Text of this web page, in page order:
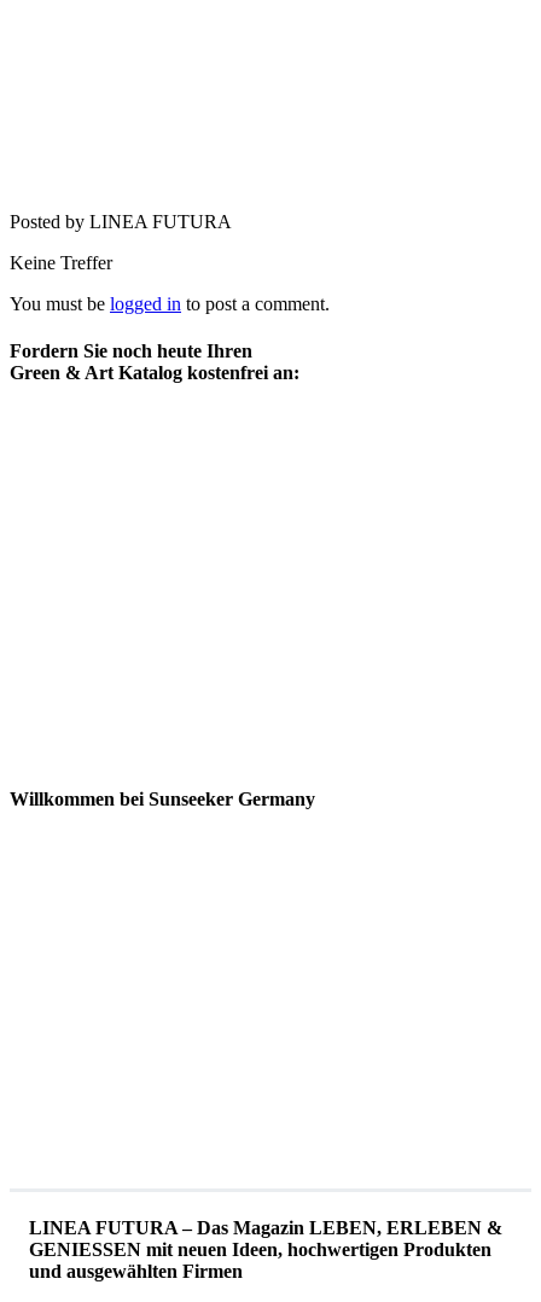
Posted by LINEA FUTURA
Keine Treffer
You must be logged in to post a comment.
Fordern Sie noch heute Ihren
Green & Art Katalog kostenfrei an:
Willkommen bei Sunseeker Germany
LINEA FUTURA – Das Magazin LEBEN, ERLEBEN &
GENIESSEN mit neuen Ideen, hochwertigen Produkten
und ausgewählten Firmen